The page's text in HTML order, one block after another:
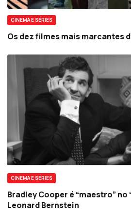
CINEMA E SÉRIES
Os dez filmes mais marcantes
CINEMA E SÉRIES
Bradley Cooper é “maestro” no
Leonard Bernstein